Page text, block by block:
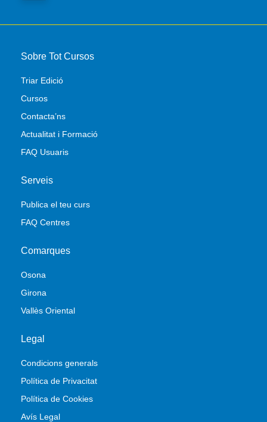
Sobre Tot Cursos
Triar Edició
Cursos
Contacta’ns
Actualitat i Formació
FAQ Usuaris
Serveis
Publica el teu curs
FAQ Centres
Comarques
Osona
Girona
Vallès Oriental
Legal
Condicions generals
Política de Privacitat
Política de Cookies
Avís Legal